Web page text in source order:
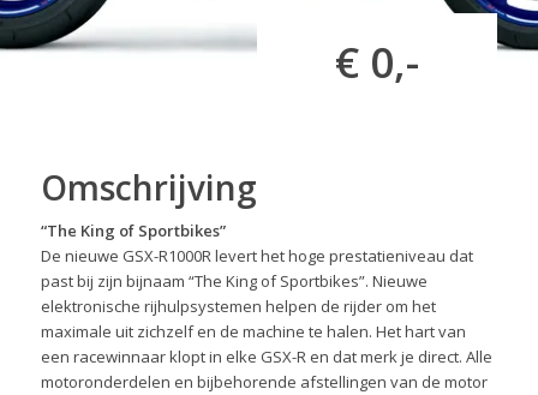
€ 0,-
Omschrijving
“The King of Sportbikes”
De nieuwe GSX-R1000R levert het hoge prestatieniveau dat
past bij zijn bijnaam “The King of Sportbikes”. Nieuwe
elektronische rijhulpsystemen helpen de rijder om het
maximale uit zichzelf en de machine te halen. Het hart van
een racewinnaar klopt in elke GSX-R en dat merk je direct. Alle
motoronderdelen en bijbehorende afstellingen van de motor